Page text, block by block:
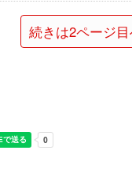
続きは2ページ